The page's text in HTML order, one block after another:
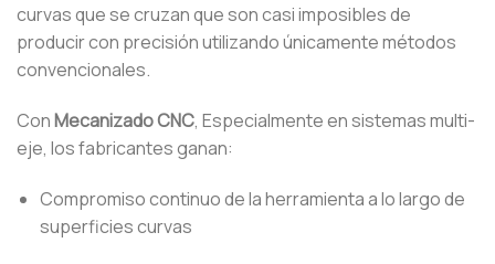
curvas que se cruzan que son casi imposibles de
producir con precisión utilizando únicamente métodos
convencionales.
ConMecanizado CNC, Especialmente en sistemas multi-
eje, los fabricantes ganan:
Compromiso continuo de la herramienta a lo largo de
superficies curvas